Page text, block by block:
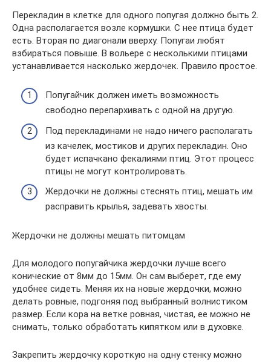
Перекладин в клетке для одного попугая должно быть 2.
Одна располагается возле кормушки. С нее птица будет
есть. Вторая по диагонали вверху. Попугаи любят
взбираться повыше. В вольере с несколькими птицами
устанавливается насколько жердочек. Правило простое.
Попугайчик должен иметь возможность
свободно перепархивать с одной на другую.
Под перекладинами не надо ничего располагать
из качелек, мостиков и других перекладин. Оно
будет испачкано фекалиями птиц. Этот процесс
птицы не могут контролировать.
Жердочки не должны стеснять птиц, мешать им
расправить крылья, задевать хвосты.
Жердочки не должны мешать питомцам
Для молодого попугайчика жердочки лучше всего
конические от 8мм до 15мм. Он сам выберет, где ему
удобнее сидеть. Меняя их на новые жердочки, можно
делать ровные, подгоняя под выбранный волнистиком
размер. Если кора на ветке ровная, чистая, ее можно не
снимать, только обработать кипятком или в духовке.
Закрепить жердочку короткую на одну стенку можно